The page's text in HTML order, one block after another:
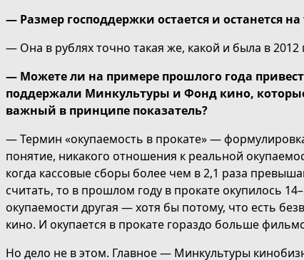
— Размер господдержки остается и останется
— Она в рублях точно такая же, какой и была в 2012
— Можете ли на примере прошлого года
поддержали Минкультуры и Фонд кино,
важный в принципе показатель?
— Термин «окупаемость в прокате» —
понятие, никакого отношения к реальной
когда кассовые сборы более чем в 2,1 раза
считать, то в прошлом году в прокате окупилось
окупаемости другая — хотя бы потому, что есть
кино. И окупается в прокате гораздо больше
Но дело не в этом. Главное — Минкультуры